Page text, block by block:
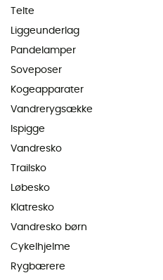
Telte
Liggeunderlag
Pandelamper
Soveposer
Kogeapparater
Vandrerygsække
Ispigge
Vandresko
Trailsko
Løbesko
Klatresko
Vandresko børn
Cykelhjelme
Rygbærere